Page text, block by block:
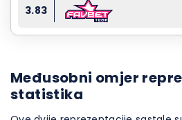
3.83
Međusobni omjer
statistika